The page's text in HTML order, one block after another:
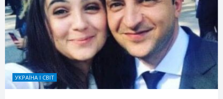
УКРАЇНА І СВІТ